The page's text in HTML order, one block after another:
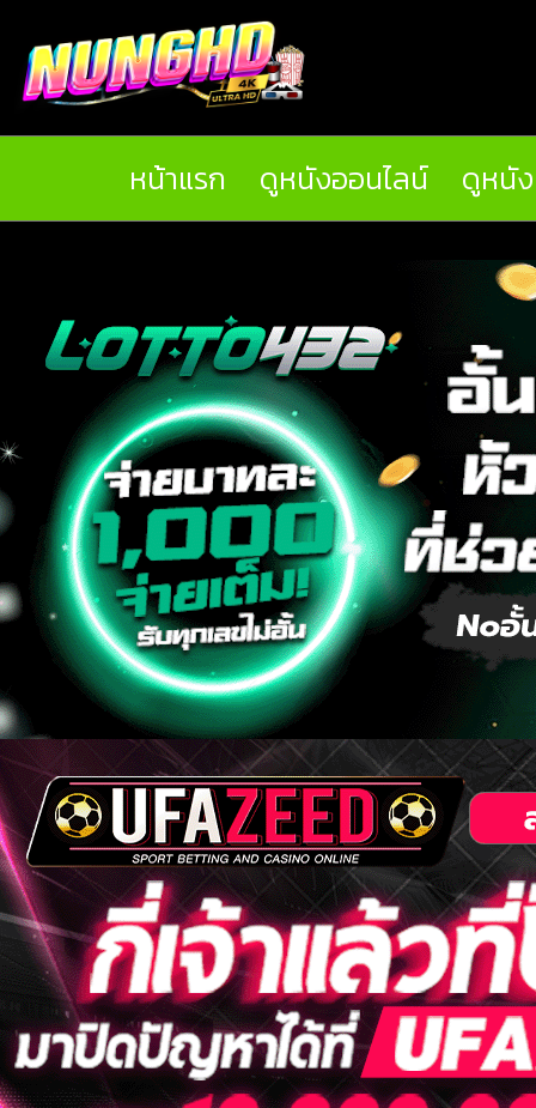
หน้าแรก ดูหนังออนไลน์ ดูหนั